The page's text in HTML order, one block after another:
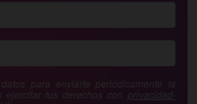
para enviarte periódicamente la
ejercitar tus derechos con privacidad-